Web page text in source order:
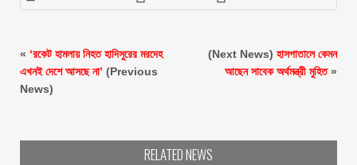
« ‘রকেট হামলায় নিহত হাদিসুরের মরদেহ
এখনই দেশে আসছে না’ (Previous
News)
(Next News) হাসপাতালে কেমন
আছেন সাবেক অর্থমন্ত্রী মুহিত»
RELATED NEWS